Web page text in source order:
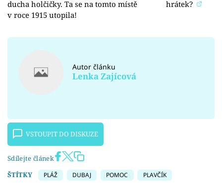
ducha holčičky. Ta se na tomto místě
v roce 1915 utopila!
hrátek?
Autor článku
Lenka Zajícová
VSTOUPIT DO DISKUZE
Sdílejte článek
ŠTÍTKY
PLÁŽ DUBAJ POMOC PLAVČÍK